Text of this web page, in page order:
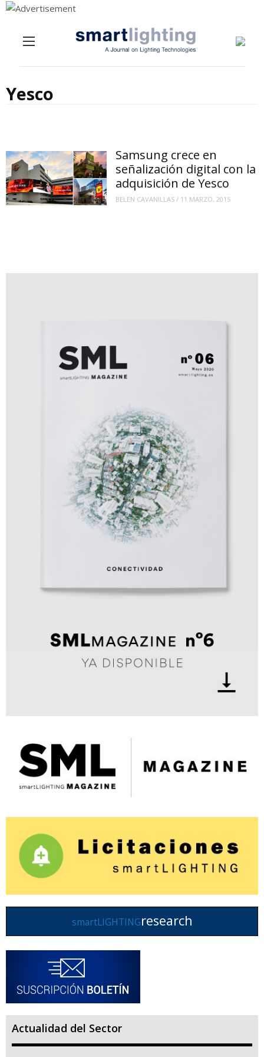
Yesco
Samsung crece en
señalización digital con la
adquisición de Yesco
BELEN CAVANILLAS / 11 MARZO, 2015
smartLIGHTINGresearch
Actualidad del Sector